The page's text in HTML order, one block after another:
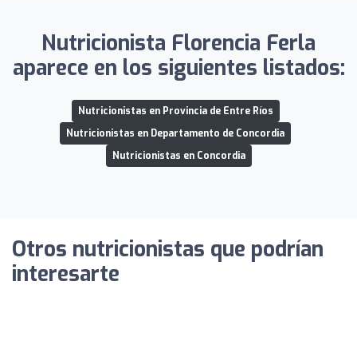
Nutricionista Florencia Ferla
aparece en los siguientes listados:
Nutricionistas en Provincia de Entre Ríos
Nutricionistas en Departamento de Concordia
Nutricionistas en Concordia
Otros nutricionistas que podrían
interesarte